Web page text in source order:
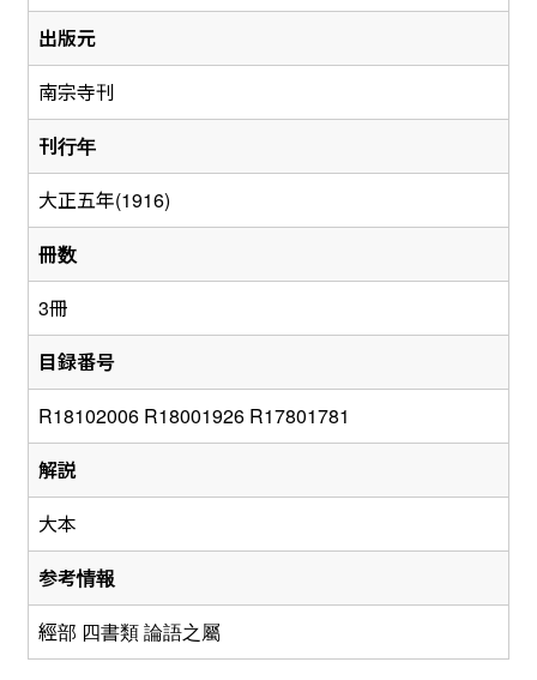
出版元
南宗寺刊
刊行年
大正五年(1916)
冊数
3冊
目録番号
R18102006 R18001926 R17801781
解説
大本
参考情報
經部 四書類 論語之屬